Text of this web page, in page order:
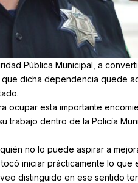
Pública Municipal, a
dicha dependencia quede
ocupar esta importante
trabajo dentro de la Policía
no lo puede aspirar a
iniciar prácticamente lo que
distinguido en ese sentido